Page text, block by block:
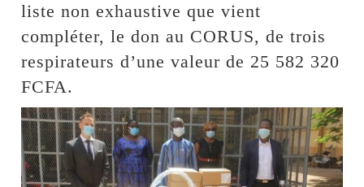
liste non exhaustive que vient
compléter, le don au CORUS, de trois
respirateurs d’une valeur de 25 582 320
FCFA.